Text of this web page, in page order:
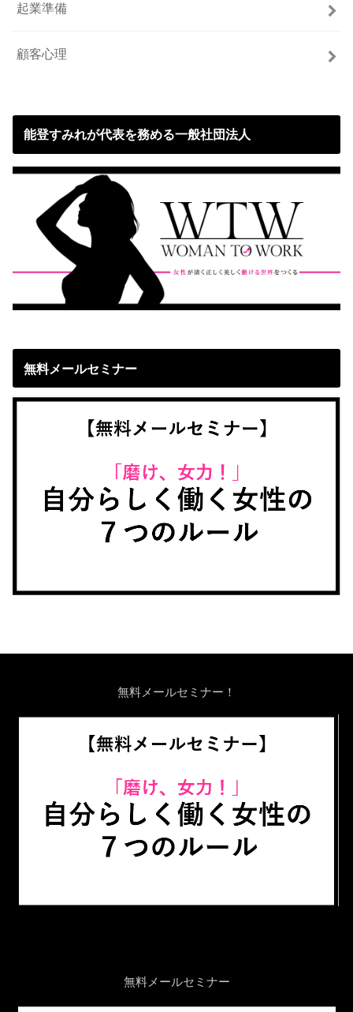
起業準備
顧客心理
能登すみれが代表を務める一般社団法人
無料メールセミナー
無料メールセミナー！
無料メールセミナー